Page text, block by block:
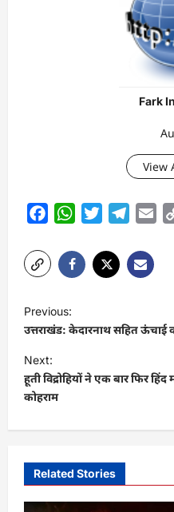
Fark
View
FacebookWhatsAppTwitter
P
o
s
t
n
a
g
Previous:
उत्तराखंड: केदारनाथ सहित ऊंचाई
Next:
हूती विद्रोहियों ने एक बार फिर
कोहराम
Related Stories